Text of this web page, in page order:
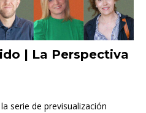
| La Perspectiva
serie de previsualización